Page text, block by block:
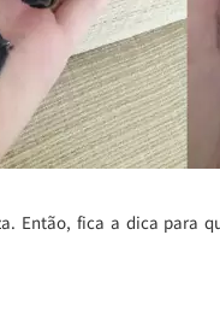
Então, fica a dica para